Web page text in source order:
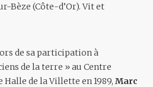
Bèze (Côte-d’Or). Vit et
de sa participation à
de la terre » au Centre
de la Villette en 1989, Marc